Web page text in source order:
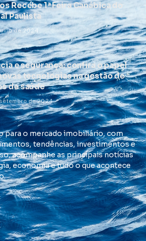
Recebe 1ª Feira Canábica do
Paulista
de 2024
e segurança: confira o papel
tecnologias na gestão de
de saúde
de 2024
para o mercado imobiliário, com
tendências, investimentos e
acompanhe as principais notícias
economia e tudo o que acontece